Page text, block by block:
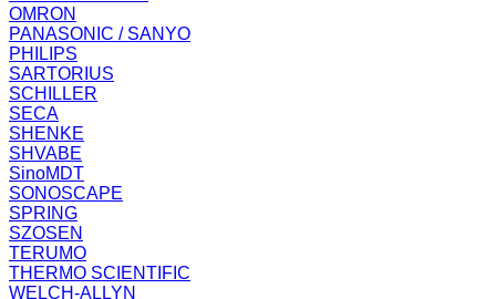
OMRON
PANASONIC / SANYO
PHILIPS
SARTORIUS
SCHILLER
SECA
SHENKE
SHVABE
SinoMDT
SONOSCAPE
SPRING
SZOSEN
TERUMO
THERMO SCIENTIFIC
WELCH-ALLYN